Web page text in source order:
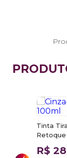
Tinta
Cinza
R$